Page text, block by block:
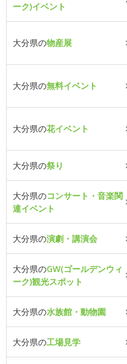
ーク)イベント
大分県の物産展
大分県の無料イベント
大分県の花イベント
大分県の祭り
大分県のコンサート・音楽関
連イベント
大分県の演劇・講演会
大分県のGW(ゴールデンウィ
ーク)観光スポット
大分県の水族館・動物園
大分県の工場見学